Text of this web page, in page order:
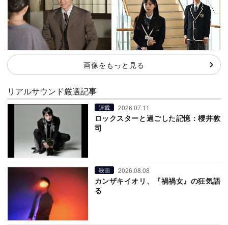
画像をもっと見る
リアルサウンド厳選記事
連載 2026.07.11
ロックスターと過ごした記憶：櫻井敦
司
映画 2026.08.08
カンザキイオリ、『禍禍女』の狂気語
る